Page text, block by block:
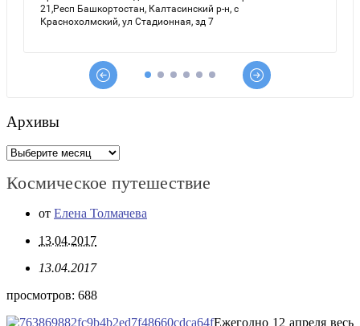
Архивы
Архивы
Космическое путешествие
от Елена Толмачева
13.04.2017
13.04.2017
просмотров: 688
Ежегодно 12 апреля весь